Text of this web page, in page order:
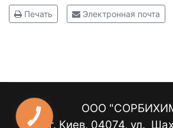
Печать Электронная почта
ООО
г. Киев, 04074, ул.
КНОПКА
ЗВ'ЯЗКУ